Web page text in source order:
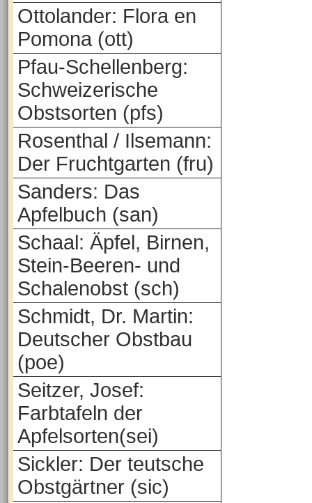
Ottolander: Flora en
Pomona (ott)
Pfau-Schellenberg:
Schweizerische
Obstsorten (pfs)
Rosenthal / Ilsemann:
Der Fruchtgarten (fru)
Sanders: Das
Apfelbuch (san)
Schaal: Äpfel, Birnen,
Stein-Beeren- und
Schalenobst (sch)
Schmidt, Dr. Martin:
Deutscher Obstbau
(poe)
Seitzer, Josef:
Farbtafeln der
Apfelsorten(sei)
Sickler: Der teutsche
Obstgärtner (sic)